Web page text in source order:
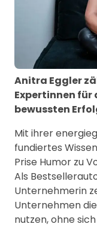
Anitra Eggler
Expertinnen
bewussten
Mit ihrer
fundiertes
Prise Humor zu
Als
Unternehmerin
Unternehmen
nutzen, ohne